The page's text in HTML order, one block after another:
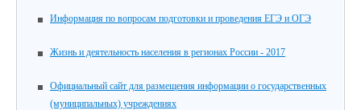
Информация по вопросам подготовки и проведения ЕГЭ и ОГЭ
Жизнь и деятельность населения в регионах России - 2017
Официальный сайт для размещения информации о государственных
(муниципальных) учреждениях